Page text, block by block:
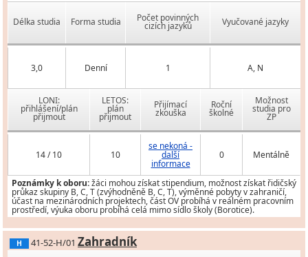
Délka studia Forma studia Počet povinných
cizích jazyků Vyučované jazyky
3,0 Denní 1 A, N
LONI:
přihlášení/plán
přijmout
LETOS:
plán
přijmout
Přijímací
zkouška
Roční
školné
Možnost
studia pro
ZP
14 / 10 10
se nekoná -
další
informace
0 Mentálně
Poznámky k oboru:žáci mohou získat stipendium, možnost získat řidičský
průkaz skupiny B, C, T (zvýhodněně B, C, T), výměnné pobyty v zahraničí,
účast na mezinárodních projektech, část OV probíhá v reálném pracovním
prostředí, výuka oboru probíhá celá mimo sídlo školy (Borotice).
H 41-52-H/01 Zahradník